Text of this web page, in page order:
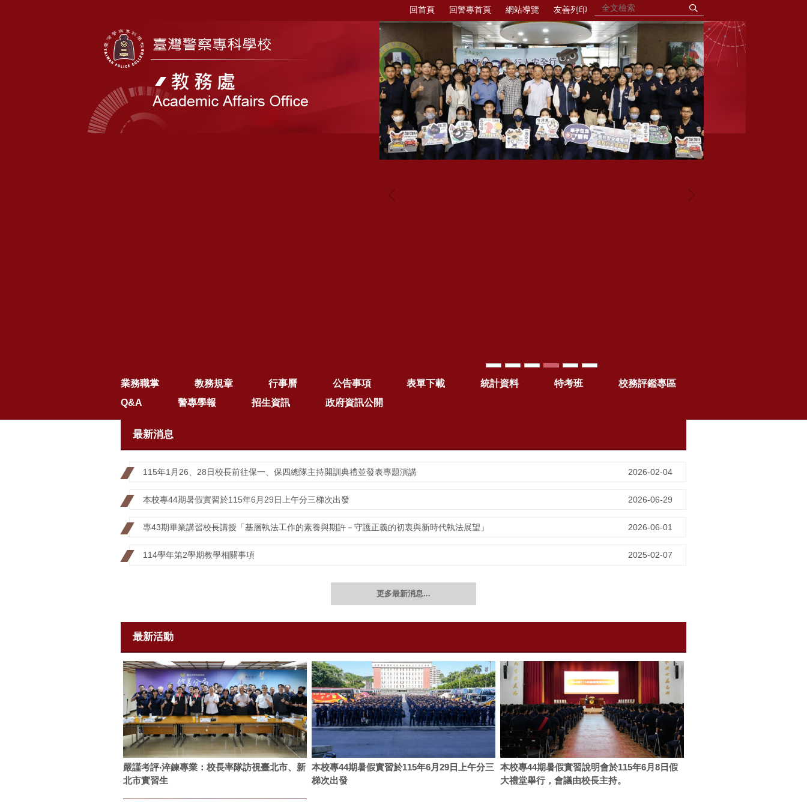
回首頁 回警專首頁 網站導覽 友善列印
業務職掌 教務規章 行事曆 公告事項 表單下載 統計資料 特考班
校務評鑑專區
Q&A
警專學報 招生資訊 政府資訊公開
最新消息
115年1月26、28日校長前往保一、保四總隊主持開訓典禮並發表專題演講 2026-02-04
本校專44期暑假實習於115年6月29日上午分三梯次出發 2026-06-29
專43期畢業講習校長講授「基層執法工作的素養與期許－守護正義的初衷與新時代執法展望」 2026-06-01
114學年第2學期教學相關事項 2025-02-07
更多最新消息...
最新活動
嚴謹考評‧淬鍊專業：校長率隊訪視臺北市、新
北市實習生
本校專44期暑假實習於115年6月29日上午分三
梯次出發
本校專44期暑假實習說明會於115年6月8日假
大禮堂舉行，會議由校長主持。